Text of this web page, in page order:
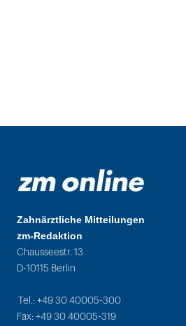
Zahnärztliche Mitteilungen
zm-Redaktion
Chausseestr. 13
D-10115 Berlin
Tel.: +49 30 40005-300
Fax: +49 30 40005-319